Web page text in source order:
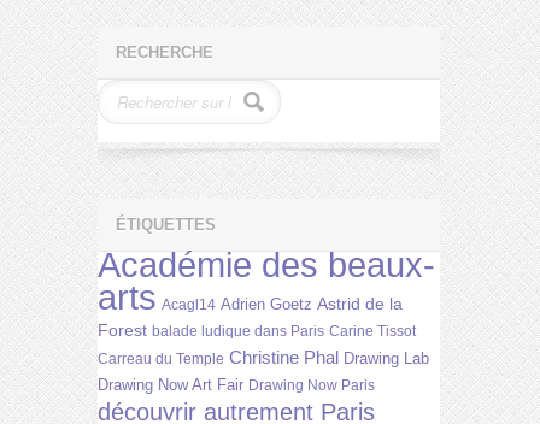
RECHERCHE
ÉTIQUETTES
Académie des beaux-
arts Acagl14 Adrien Goetz Astrid de la
Forest balade ludique dans Paris Carine Tissot
Carreau du Temple Christine Phal Drawing Lab
Drawing Now Art Fair Drawing Now Paris
découvrir autrement Paris